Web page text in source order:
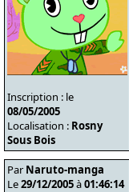
Inscription : le
08/05/2005
Localisation : Rosny
Sous Bois
Par Naruto-manga
Le29/12/2005à01:46:14